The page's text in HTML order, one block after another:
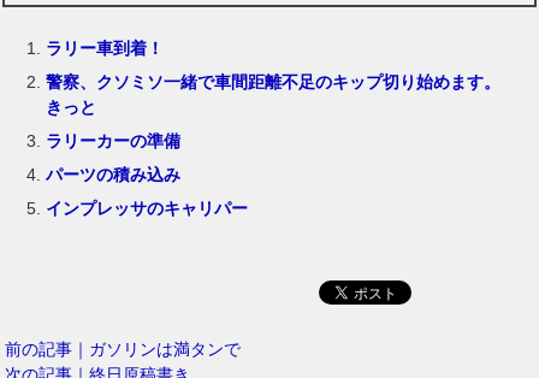
ラリー車到着！
警察、クソミソ一緒で車間距離不足のキップ切り始めます。
きっと
ラリーカーの準備
パーツの積み込み
インプレッサのキャリパー
前の記事｜ガソリンは満タンで
次の記事｜終日原稿書き